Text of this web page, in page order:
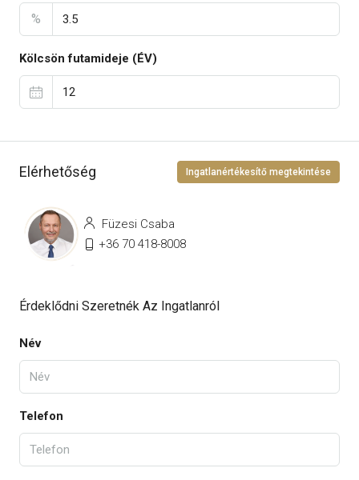
%
Kölcsön futamideje (ÉV)
Elérhetőség Ingatlanértékesítő megtekintése
Füzesi Csaba
+36 70 418-8008
Érdeklődni Szeretnék Az Ingatlanról
Név
Telefon